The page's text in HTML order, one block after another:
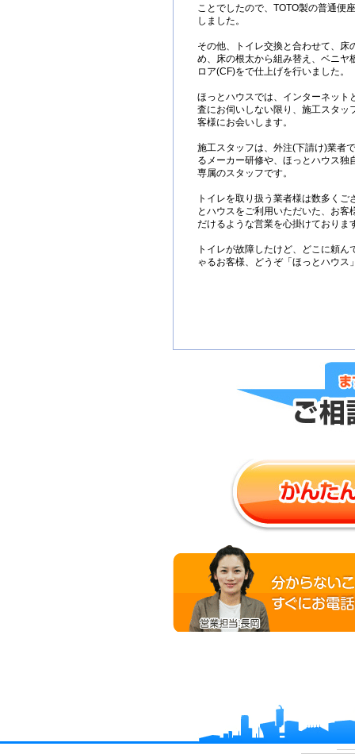
ことでしたので、TOTO製の普通便
しました。
その他、トイレ交換と合わせて、床
め、床の根太から組み替え、ベニヤ
ロア(CF)をで仕上げを行いました。
ほっとハウスでは、インターネット
査にお伺いしない限り、施工スタッ
客様にお会いします。
施工スタッフは、外注(下請け)業者
るメーカー研修や、ほっとハウス独
専属のスタッフです。
トイレを取り扱う業者様は数多く
とハウスをご利用いただいた、お客
だけるような営業を心掛けておりま
トイレが故障したけど、どこに頼
ゃるお客様、どうぞ「ほっとハウス